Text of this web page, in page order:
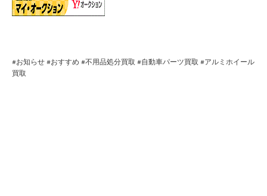
#お知らせ #おすすめ #不用品処分買取 #自動車パーツ買取 #アルミホイール
買取